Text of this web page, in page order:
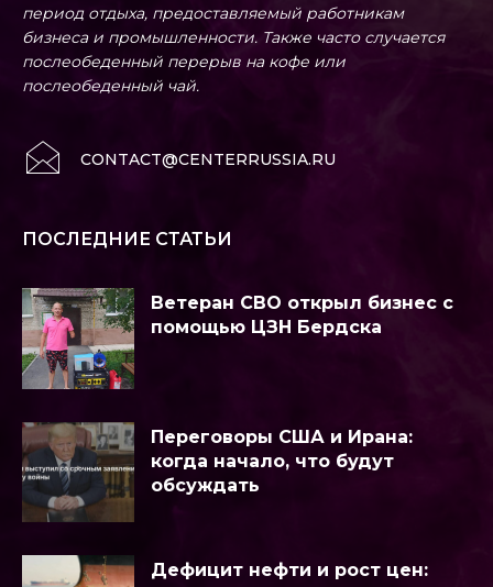
период отдыха, предоставляемый работникам
бизнеса и промышленности. Также часто случается
послеобеденный перерыв на кофе или
послеобеденный чай.
CONTACT@CENTERRUSSIA.RU
ПОСЛЕДНИЕ СТАТЬИ
Ветеран СВО открыл бизнес с
помощью ЦЗН Бердска
Переговоры США и Ирана:
когда начало, что будут
обсуждать
Дефицит нефти и рост цен: